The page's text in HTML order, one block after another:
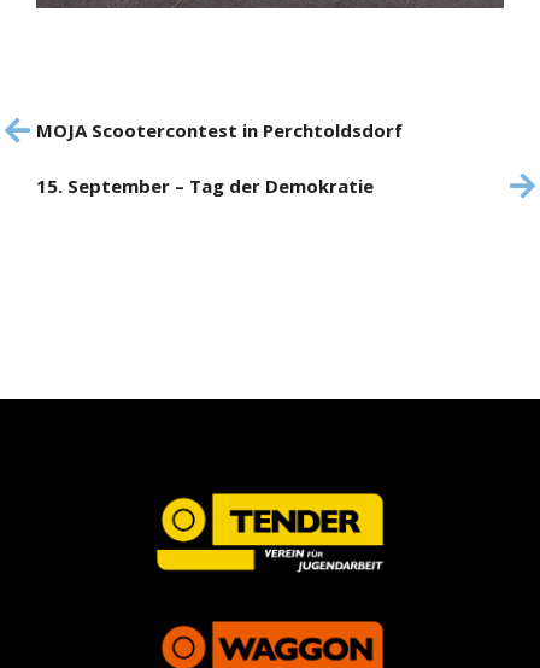
Beitrags-
Navigation
MOJA Scootercontest in Perchtoldsdorf
15. September – Tag der Demokratie